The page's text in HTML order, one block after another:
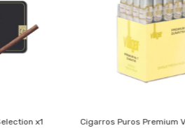
x1
Cigarros Puros Premium